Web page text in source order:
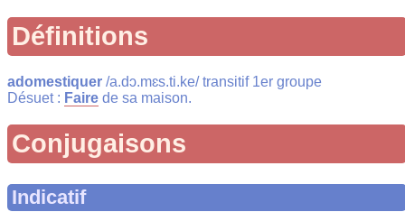
Définitions
adomestiquer /a.dɔ.mɛs.ti.ke/ transitif 1er groupe
Désuet : Faire de sa maison.
Conjugaisons
Indicatif